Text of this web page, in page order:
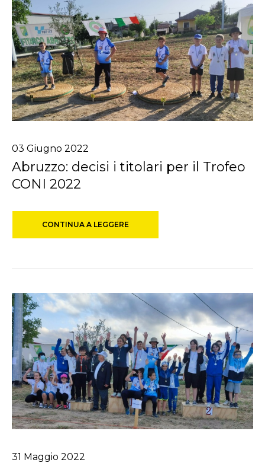
03 Giugno 2022
Abruzzo: decisi i titolari per il Trofeo
CONI 2022
CONTINUA A LEGGERE
31 Maggio 2022